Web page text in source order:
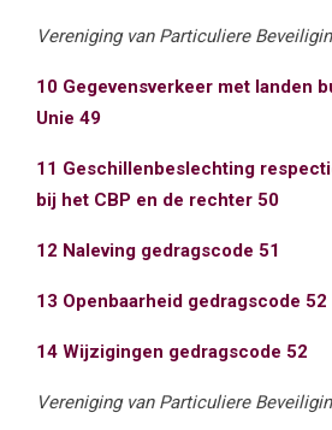
Vereniging van Particuliere
10 Gegevensverkeer met landen
Unie 49
11 Geschillenbeslechting
bij het CBP en de rechter 50
12 Naleving gedragscode 51
13 Openbaarheid gedragscode 52
14 Wijzigingen gedragscode 52
Vereniging van Particuliere